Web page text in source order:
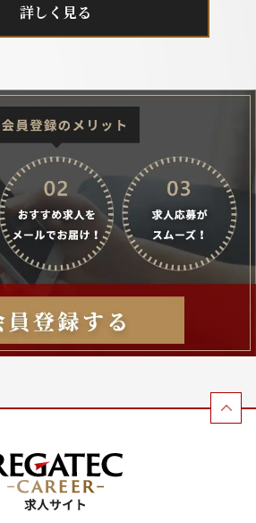
詳しく見る